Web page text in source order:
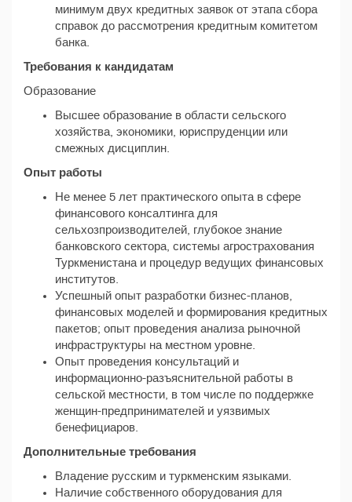
минимум двух кредитных заявок от этапа сбора
справок до рассмотрения кредитным комитетом
банка.
Требования к кандидатам
Образование
Высшее образование в области сельского
хозяйства, экономики, юриспруденции или
смежных дисциплин.
Опыт работы
Не менее 5 лет практического опыта в сфере
финансового консалтинга для
сельхозпроизводителей, глубокое знание
банковского сектора, системы агрострахования
Туркменистана и процедур ведущих финансовых
институтов.
Успешный опыт разработки бизнес-планов,
финансовых моделей и формирования кредитных
пакетов; опыт проведения анализа рыночной
инфраструктуры на местном уровне.
Опыт проведения консультаций и
информационно-разъяснительной работы в
сельской местности, в том числе по поддержке
женщин-предпринимателей и уязвимых
бенефициаров.
Дополнительные требования
Владение русским и туркменским языками.
Наличие собственного оборудования для